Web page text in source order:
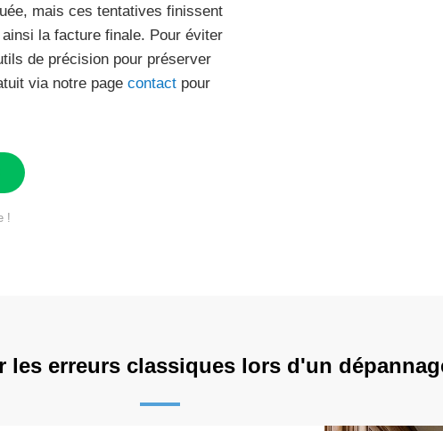
mais ces tentatives finissent
la facture finale. Pour éviter
de précision pour préserver
via notre page contact pour
!
les erreurs classiques lors d'un